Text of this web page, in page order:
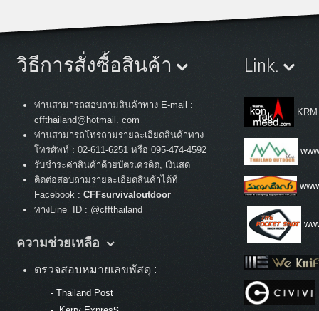
วิธีการสั่งซื้อสินค้า
ท่านสามารถสอบถามสินค้าทาง E-mail :
cffthailand@hotmail. com
ท่านสามารถโทรถามรายละเอียดสินค้าทาง
โทรศัพท์ : 02-611-6251 หรือ 095-474-4592
รับชำระค่าสินค้าด้วยบัตรเครดิต, เงินสด
ติดต่อสอบถามรายละเอียดสินค้าได้ที่
Facebook : CFFsurvivaloutdoor
ทางLine ID : @cffthailand
ความช่วยเหลือ
ตรวจสอบหมายเลขพัสดุ :
- Thailand Post
Link.
KRM